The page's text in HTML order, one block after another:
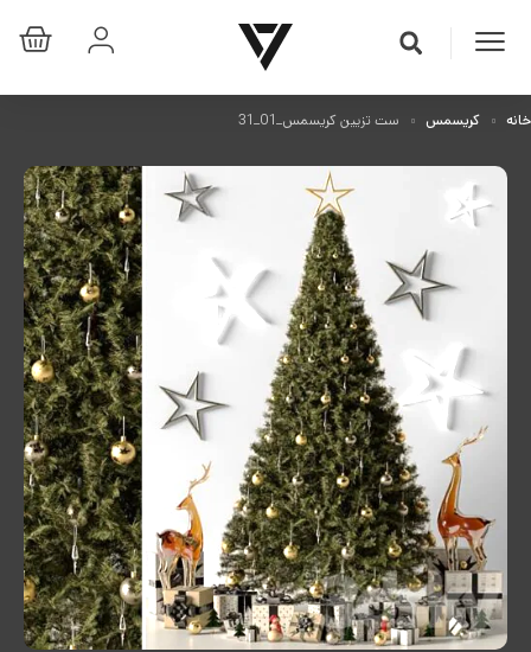
خانه کریسمس ست تزیین کریسمس_01_31